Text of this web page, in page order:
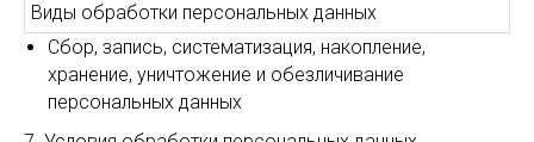
Виды обработки персональных данных
Сбор, запись, систематизация, накопление,
хранение, уничтожение и обезличивание
персональных данных